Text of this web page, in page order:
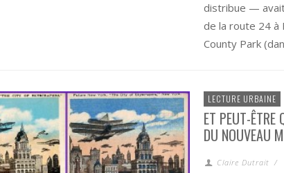
distribue —
de la route 24 à
County Park
LECTURE URBAINE
ET PEUT-ÊTRE
DU NOUVEAU
Claire Dutrait /